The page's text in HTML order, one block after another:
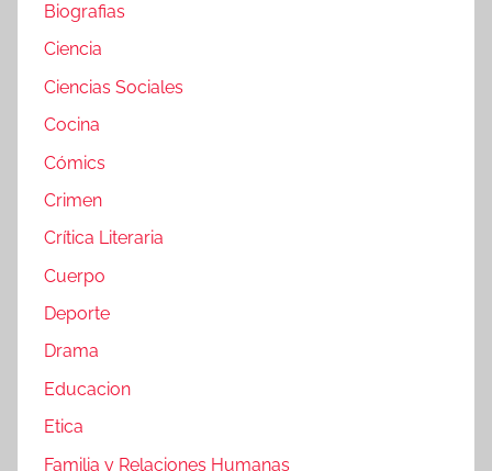
Biografias
Ciencia
Ciencias Sociales
Cocina
Cómics
Crimen
Crítica Literaria
Cuerpo
Deporte
Drama
Educacion
Etica
Familia y Relaciones Humanas